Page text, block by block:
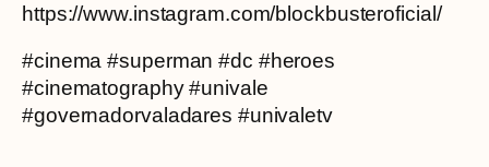
https://www.instagram.com/blockbusteroficial/
#cinema #superman #dc #heroes
#cinematography #univale
#governadorvaladares #univaletv